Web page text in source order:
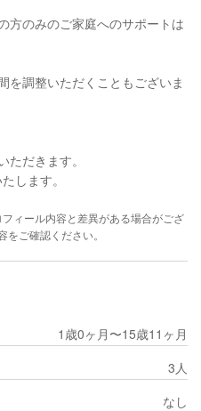
方のみのご家庭へのサポートは
を調整いただくこともございま
だきます。
します。
ィール内容と差異がある場合がござ
ご確認ください。
1歳0ヶ月〜15歳11ヶ月
3人
なし